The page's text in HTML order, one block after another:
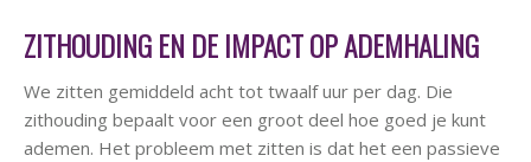
ZITHOUDING EN DE IMPACT OP ADEMHALING
We zitten gemiddeld acht tot twaalf uur per dag. Die
zithouding bepaalt voor een groot deel hoe goed je kunt
ademen. Het probleem met zitten is dat het een passieve